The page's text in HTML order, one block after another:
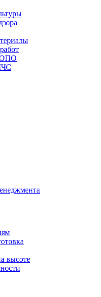
ОПО
высоте